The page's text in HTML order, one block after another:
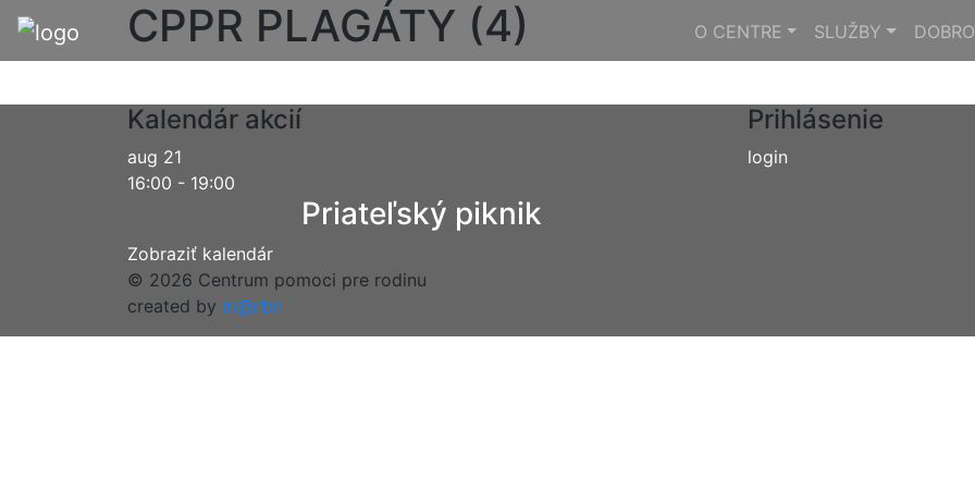
O CENTRE SLUŽBY
CPPR PLAGÁTY (4)
Kalendár akcií
aug 21
16:00 - 19:00
Priateľský piknik
Zobraziť kalendár
Prihlásenie
login
© 2026 Centrum pomoci pre rodinu
created by m@rtin